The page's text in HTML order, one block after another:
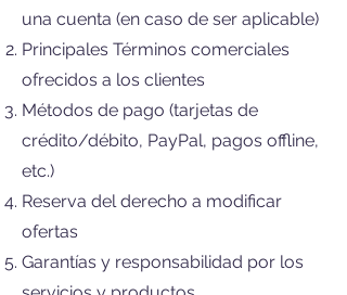
una cuenta (en caso de ser aplicable)
Principales Términos comerciales
ofrecidos a los clientes
Métodos de pago (tarjetas de
crédito/débito, PayPal, pagos offline,
etc.)
Reserva del derecho a modificar
ofertas
Garantías y responsabilidad por los